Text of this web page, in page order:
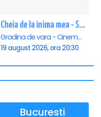
Cheia de la inima mea - Saturn
Gradina de vara - Cinema Saturn, Saturn
19 august 2026, ora 20:30
Bucuresti